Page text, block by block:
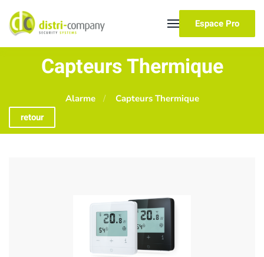
Skip to main content
Espace Pro
Capteurs Thermique
Alarme Capteurs Thermique
retour